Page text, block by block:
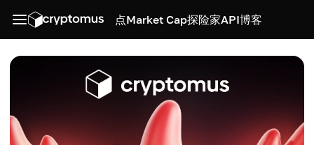
点Market Cap探险家API博客